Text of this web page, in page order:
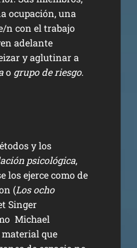
ocupación, una
n con el trabajo
adelante
y aglutinar a
o grupo de riesgo.
y los
psicológica,
los ejerce como de
(Los ocho
Singer
Michael
que